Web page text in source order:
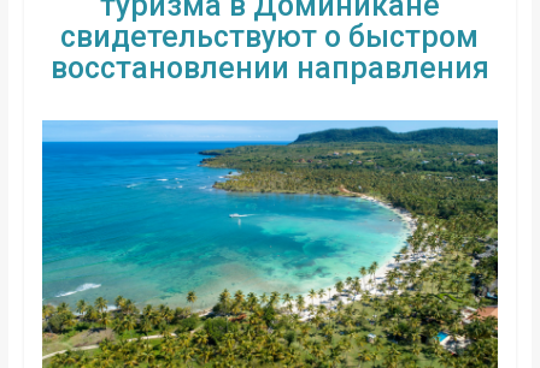
свидетельствуют о быстром
восстановлении направления